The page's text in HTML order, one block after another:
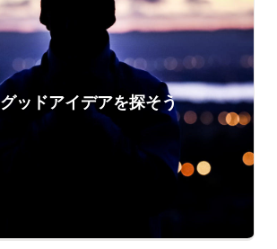
グッドアイデアを探そう